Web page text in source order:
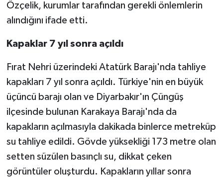
Özçelik, kurumlar tarafından gerekli önlemlerin
alındığını ifade etti.
Kapaklar 7 yıl sonra açıldı
Fırat Nehri üzerindeki Atatürk Barajı'nda tahliye
kapakları 7 yıl sonra açıldı. Türkiye'nin en büyük
üçüncü barajı olan ve Diyarbakır'ın Çüngüş
ilçesinde bulunan Karakaya Barajı'nda da
kapakların açılmasıyla dakikada binlerce metreküp
su tahliye edildi. Gövde yüksekliği 173 metre olan
setten süzülen basınçlı su, dikkat çeken
görüntüler oluşturdu. Kapakların yıllar sonra